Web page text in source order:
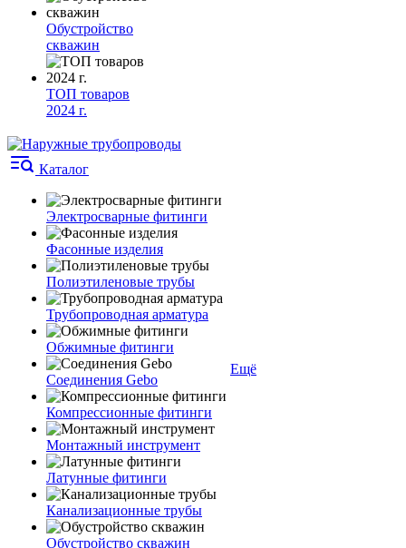
Обустройство
скважин
ТОП товаров
2024 г.
Каталог
Электросварные фитинги
Фасонные изделия
Полиэтиленовые трубы
Трубопроводная арматура
Обжимные фитинги
Соединения Gebo
Компрессионные фитинги
Монтажный инструмент
Латунные фитинги
Канализационные трубы
Обустройство скважин
Ещё